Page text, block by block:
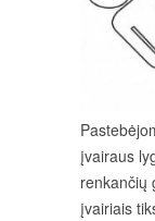
įvairaus
renkančių
įvairiais